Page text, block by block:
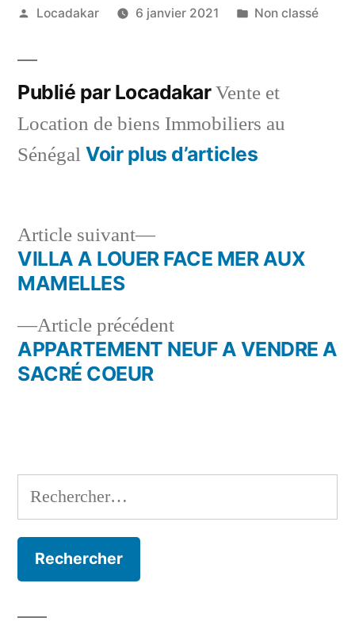
Publié
Locadakar 6 janvier 2021
Publié
Non classé
Publié par LocadakarVente et
Location de biens Immobiliers au
Sénégal Voir plus d’articles
Navigation
l’article
Article précédentArticle
précédent :
APPARTEMENT NEUF A VENDRE A
SACRÉ COEUR
Article suivant
Article
suivant :
VILLA A LOUER FACE MER AUX
MAMELLES
Rechercher :